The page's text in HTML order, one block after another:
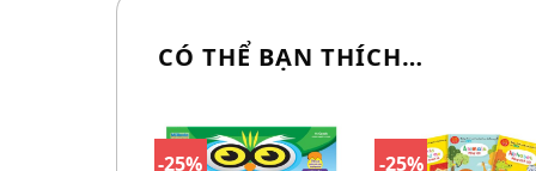
CÓ THỂ BẠN THÍCH…
-25% -25%